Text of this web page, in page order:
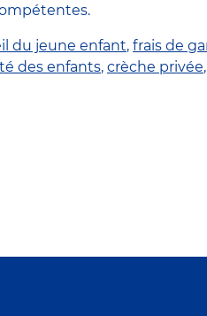
du jeune enfant, frais de
des enfants, crèche privée,